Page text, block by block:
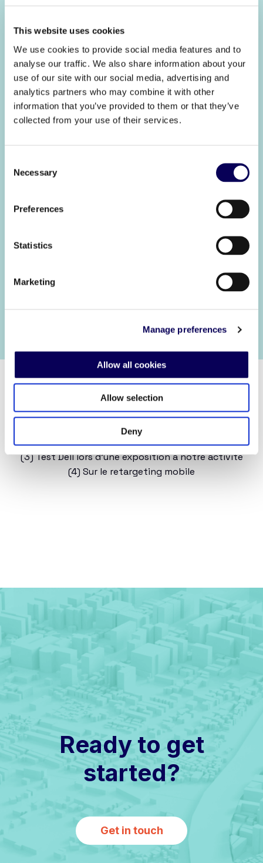
This website uses cookies
We use cookies to provide social media features and to
analyse our traffic. We also share information about your
use of our site with our social media, advertising and
analytics partners who may combine it with other
information that you’ve provided to them or that they’ve
collected from your use of their services.
Selection
Necessary
Preferences
Statistics
Marketing
Manage preferences
Allow all cookies
Allow selection
Deny
Considération de marque
26%(2) 29%(3)
(1) Quand tous les leviers sont combinés
(2) Sur les utilisateurs exposés à la campagne
(3) Test Dell lors d’une exposition à notre activité
(4) Sur le retargeting mobile
Ready to get
started?
Get in touch